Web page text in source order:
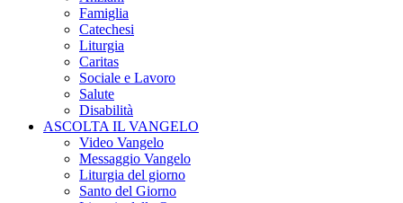
Famiglia
Catechesi
Liturgia
Caritas
Sociale e Lavoro
Salute
Disabilità
ASCOLTA IL VANGELO
Video Vangelo
Messaggio Vangelo
Liturgia del giorno
Santo del Giorno